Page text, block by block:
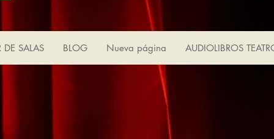
DE SALAS BLOG Nueva página AUDIOLIBROS